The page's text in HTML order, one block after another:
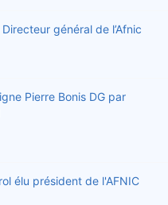
général de l’Afnic
Pierre Bonis DG par
élu président de l'AFNIC